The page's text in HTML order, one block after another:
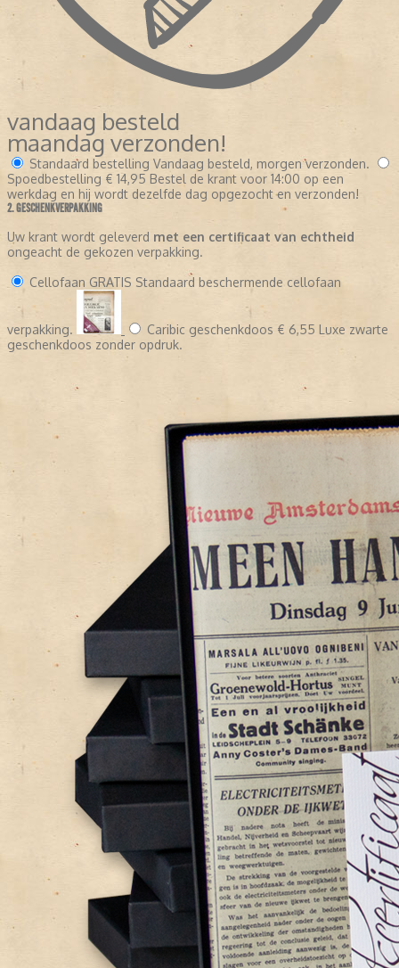
vandaag besteld
maandag verzonden!
Standaard bestelling Vandaag besteld, morgen verzonden.
Spoedbestelling € 14,95 Bestel de krant voor 14:00 op een
werkdag en hij wordt dezelfde dag opgezocht en verzonden!
2. GESCHENKVERPAKKING
Uw krant wordt geleverd met een certificaat van echtheid
ongeacht de gekozen verpakking.
Cellofaan GRATIS Standaard beschermende cellofaan
verpakking. Caribic geschenkdoos € 6,55 Luxe zwarte
geschenkdoos zonder opdruk.